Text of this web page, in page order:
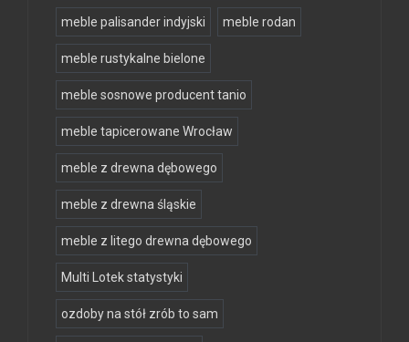
meble palisander indyjski meble rodan
meble rustykalne bielone
meble sosnowe producent tanio
meble tapicerowane Wrocław
meble z drewna dębowego
meble z drewna śląskie
meble z litego drewna dębowego
Multi Lotek statystyki
ozdoby na stół zrób to sam